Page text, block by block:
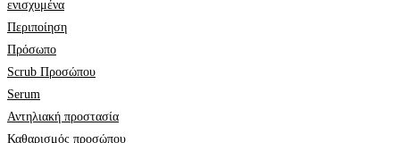
Περιποίηση
Πρόσωπο
Scrub Προσώπου
Serum
Αντηλιακή προστασία
Καθαρισμός προσώπου